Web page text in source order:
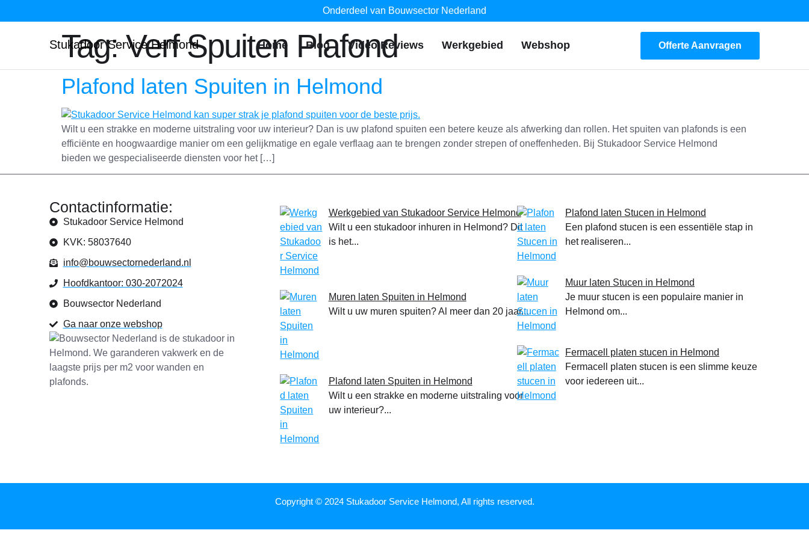
Onderdeel van Bouwsector Nederland
Stukadoor Service Helmond Home Blog Video Reviews Werkgebied Webshop Offerte Aanvragen
Tag:Verf Spuiten Plafond
Plafond laten Spuiten in Helmond
Wilt u een strakke en moderne uitstraling voor uw interieur? Dan is uw plafond spuiten een betere keuze als afwerking dan rollen. Het spuiten van plafonds is een
efficiënte en hoogwaardige manier om een gelijkmatige en egale verflaag aan te brengen zonder strepen of oneffenheden. Bij Stukadoor Service Helmond
bieden we gespecialiseerde diensten voor het […]
Contactinformatie:
Stukadoor Service Helmond
KVK: 58037640
info@bouwsectornederland.nl
Hoofdkantoor: 030-2072024
Bouwsector Nederland
Ga naar onze webshop
Werkgebied van Stukadoor Service Helmond
Wilt u een stukadoor inhuren in Helmond? Dit
is het...
Muren laten Spuiten in Helmond
Wilt u uw muren spuiten? Al meer dan 20 jaar...
Plafond laten Spuiten in Helmond
Wilt u een strakke en moderne uitstraling voor
uw interieur?...
Plafond laten Stucen in Helmond
Een plafond stucen is een essentiële stap in
het realiseren...
Muur laten Stucen in Helmond
Je muur stucen is een populaire manier in
Helmond om...
Fermacell platen stucen in Helmond
Fermacell platen stucen is een slimme keuze
voor iedereen uit...
Copyright © 2024 Stukadoor Service Helmond, All rights reserved.